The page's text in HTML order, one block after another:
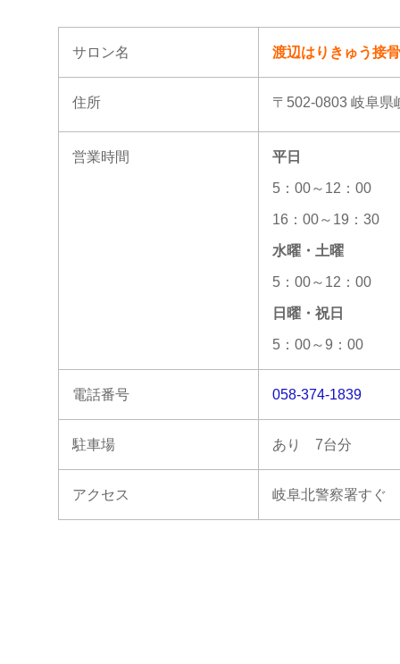
サロン名 渡辺はりきゅう接
住所 〒502-0803 岐阜県
営業時間 平日
5：00～12：00
16：00～19：30
水曜・土曜
5：00～12：00
日曜・祝日
5：00～9：00
電話番号 058-374-1839
駐車場 あり 7台分
アクセス 岐阜北警察署すぐ